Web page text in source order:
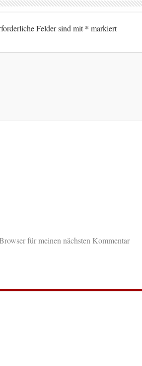
Felder sind mit* markiert
für meinen nächsten Kommentar